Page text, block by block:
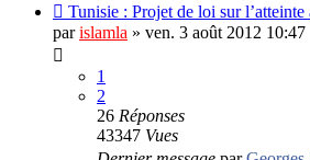
Tunisie : Projet de loi sur l’atteinte
parislamla » ven. 3 août 2012 10:47
1
2
26 Réponses
43347 Vues